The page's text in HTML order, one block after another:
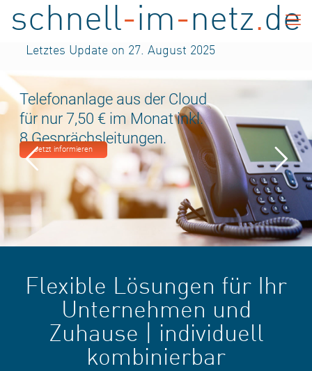
schnell-im-netz.de
Letztes Update on 27. August 2025
Telefonanlage aus der Cloud
für nur 7,50 € im Monat inkl.
8 Gesprächsleitungen.
Jetzt informieren
Flexible Lösungen für Ihr
Unternehmen und
Zuhause | individuell
kombinierbar